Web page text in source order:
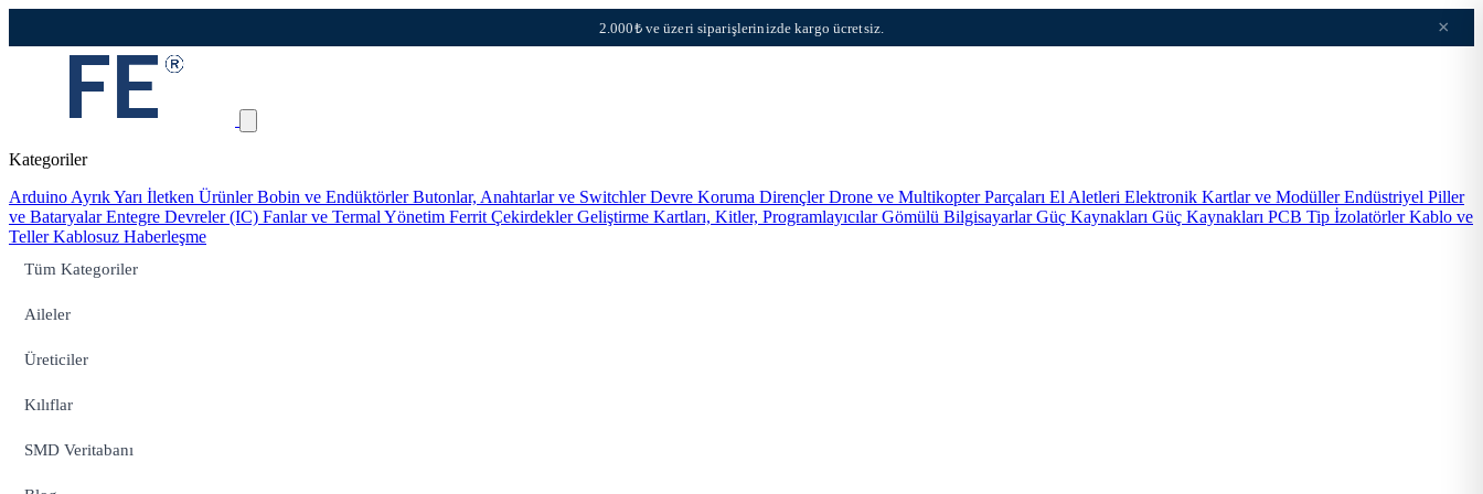
2.000₺ ve üzeri siparişlerinizde kargo ücretsiz. ×
Kategoriler
Arduino Ayrık Yarı İletken ÜrünlerBobin ve EndüktörlerButonlar, Anahtarlar ve SwitchlerDevre Koruma DirençlerDrone ve Multikopter Parçaları El Aletleri Elektronik Kartlar ve ModüllerEndüstriyel Piller
ve BataryalarEntegre Devreler (IC) Fanlar ve Termal Yönetim Ferrit ÇekirdeklerGeliştirme Kartları, Kitler, ProgramlayıcılarGömülü BilgisayarlarGüç Kaynakları Güç Kaynakları PCB Tip İzolatörlerKablo ve
TellerKablosuz Haberleşme
Tüm Kategoriler
Aileler
Üreticiler
Kılıflar
SMD Veritabanı